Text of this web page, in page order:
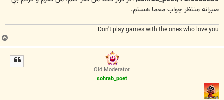
صبرانه منتظر جواب معما هستم.
Don't play games with the ones who love you
ب
ا
Old Moderator
sohrab_poet